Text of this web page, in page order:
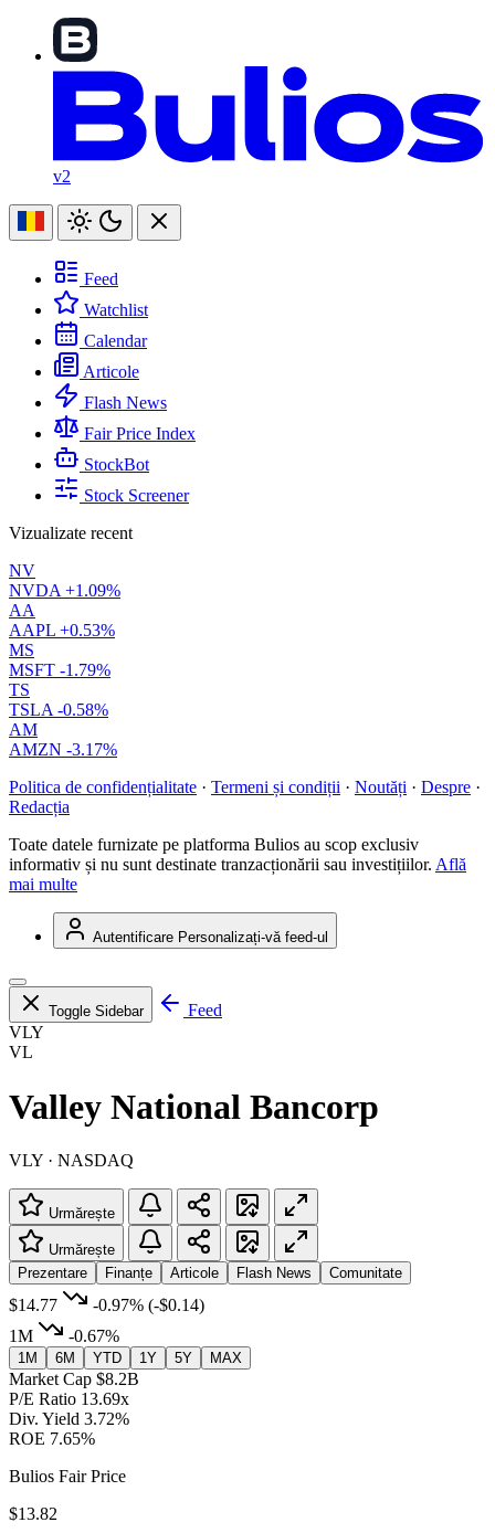
v2
Feed
Watchlist
Calendar
Articole
Flash News
Fair Price Index
StockBot
Stock Screener
Vizualizate recent
NV
NVDA +1.09%
AA
AAPL +0.53%
MS
MSFT -1.79%
TS
TSLA -0.58%
AM
AMZN -3.17%
Politica de confidențialitate · Termeni și condiții · Noutăți · Despre ·
Redacția
Toate datele furnizate pe platforma Bulios au scop exclusiv
informativ și nu sunt destinate tranzacționării sau investițiilor. Află
mai multe
Autentificare Personalizați-vă feed-ul
Toggle Sidebar
Feed
VLY
VL
Valley National Bancorp
VLY · NASDAQ
Urmărește
Urmărește
Prezentare
Finanțe Articole Flash News Comunitate
$14.77 -0.97% (-$0.14)
1M
-0.67%
1M 6M YTD 1Y 5Y MAX
Market Cap $8.2B
P/E Ratio 13.69x
Div. Yield 3.72%
ROE 7.65%
Bulios Fair Price
$13.82